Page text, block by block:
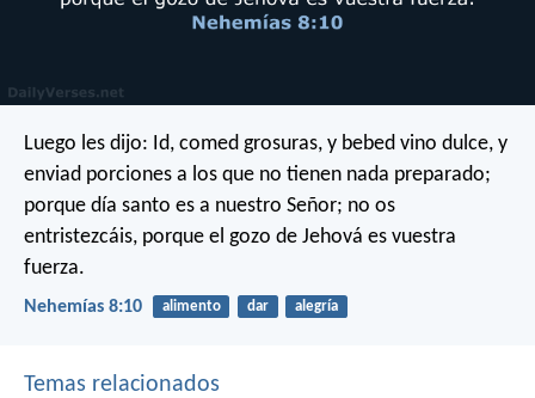
Luego les dijo: Id, comed grosuras, y bebed vino dulce, y
enviad porciones a los que no tienen nada preparado;
porque día santo es a nuestro Señor; no os
entristezcáis, porque el gozo de Jehová es vuestra
fuerza.
Nehemías 8:10 alimento dar alegría
Temas relacionados